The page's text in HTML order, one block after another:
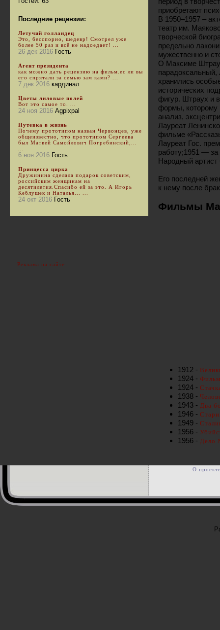
приобретают
В 1950–1957 –
театр им.
творческой
предельно
мужественно и
О Максиме
парадоксальный,
хранились
исторических
фигур. Штраух и
формы, которому
анализ,
Лауреат
фильме
Лауреат Гос.
работу;1951 — за
Народный
Его последней
к нему после
Фильмы
1912 -
1924 -
1924 -
1938 -
1943 - Два
1946 -
1949 -
1956 -
1956 - Дело
Последние рецензии:
Летучий голландец
Это, бесспорно, шедевр! Смотрел уже
более 50 раз и всё не надоедает! ...
26 дек 2016 Гость
Агент президента
как можно дать рецензию на фильм.ес ли вы
его спрятали за семью зам ками? ...
7 дек 2016 кардинал
Цветы лиловые полей
Вот это самое то. ...
24 ноя 2016 Agpixpal
Путевка в жизнь
Почему прототипом назван Червонцев, уже
общеизвестно, что прототипом Сергеева
был Матвей Самойлович Погребинский,...
6 ноя 2016 Гость
Принцесса цирка
Дружинина сделала подарок советским,
российским женщинам на
десятилетия.Спасибо ей за это. А Игорь
Кеблушек и Наталья... ...
24 окт 2016 Гость
Реклама на сайте
О